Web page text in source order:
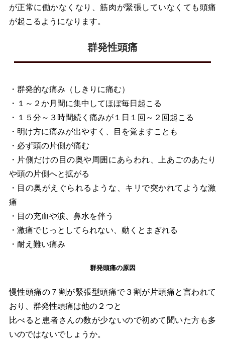
が正常に働かなくなり、筋肉が緊張していなくても頭痛
が起こるようになります。
群発性頭痛
・群発的な痛み（しきりに痛む）
・１～２か月間に集中してほぼ毎日起こる
・１５分～３時間続く痛みが１日１回～２回起こる
・明け方に痛みが出やすく、目を覚ますことも
・必ず頭の片側が痛む
・片側だけの目の奥や周囲にあらわれ、上あごのあたり
や頭の片側へと拡がる
・目の奥がえぐられるような、キリで突かれてような激
痛
・目の充血や涙、鼻水を伴う
・激痛でじっとしてられない、動くとまぎれる
・耐え難い痛み
群発頭痛の原因
慢性頭痛の７割が緊張型頭痛で３割が片頭痛と言われて
おり、群発性頭痛は他の２つと
比べると患者さんの数が少ないので初めて聞いた方も多
いのではないでしょうか。